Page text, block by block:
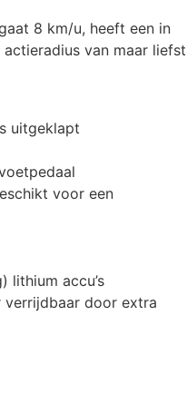
8 km/u, heeft een in
van maar liefst
uitgeklapt
voor een
lithium accu’s
verrijdbaar door extra